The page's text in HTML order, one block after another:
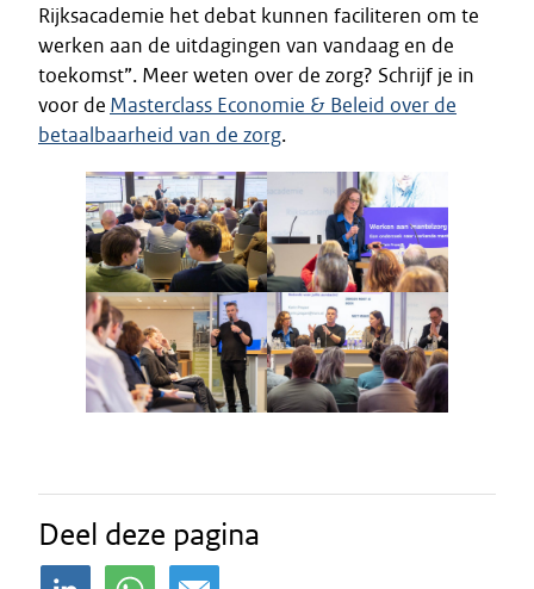
Rijksacademie het debat kunnen faciliteren om te
werken aan de uitdagingen van vandaag en de
toekomst”. Meer weten over de zorg? Schrijf je in
voor de Masterclass Economie & Beleid over de
betaalbaarheid van de zorg.
Deel deze pagina